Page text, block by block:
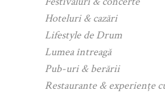
Hoteluri & cazări
Lifestyle de Drum
Lumea întreagă
Pub-uri & berării
Restaurante & experiențe